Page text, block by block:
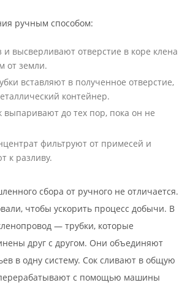
ручным способом:
высверливают отверстие в коре клена
от земли.
вставляют в полученное отверстие,
контейнер.
выпаривают до тех пор, пока он не
фильтруют от примесей и
к разливу.
сбора от ручного не отличается.
чтобы ускорить процесс добычи. В
— трубки, которые
друг с другом. Они объединяют
в одну систему. Сок сливают в общую
перерабатывают с помощью машины